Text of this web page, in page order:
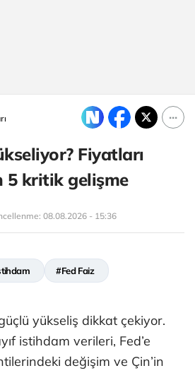
Fiyatları
5 kritik gelişme
08.08.2026 - 15:36
#Fed Faiz
yükseliş dikkat çekiyor.
istihdam verileri, Fed’e
değişim ve Çin’in